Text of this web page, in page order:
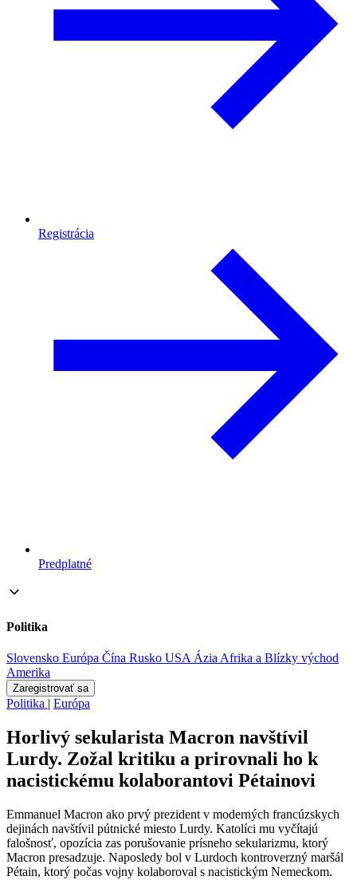
Registrácia
Predplatné
Politika
Slovensko Európa Čína Rusko USA ÁziaAfrika a Blízky východ
Amerika
Zaregistrovať sa
Politika | Európa
Horlivý sekularista Macron navštívil
Lurdy. Zožal kritiku a prirovnali ho k
nacistickému kolaborantovi Pétainovi
Emmanuel Macron ako prvý prezident v moderných francúzskych
dejinách navštívil pútnické miesto Lurdy. Katolíci mu vyčítajú
falošnosť, opozícia zas porušovanie prísneho sekularizmu, ktorý
Macron presadzuje. Naposledy bol v Lurdoch kontroverzný maršál
Pétain, ktorý počas vojny kolaboroval s nacistickým Nemeckom.